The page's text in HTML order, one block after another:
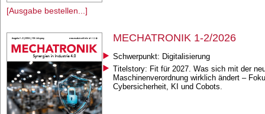
[Ausgabe bestellen...]
MECHATRONIK 1-2/2026
Schwerpunkt: Digitalisierung
Titelstory: Fit für 2027. Was sich mit der
Maschinenverordnung wirklich ändert –
Cybersicherheit, KI und Cobots.